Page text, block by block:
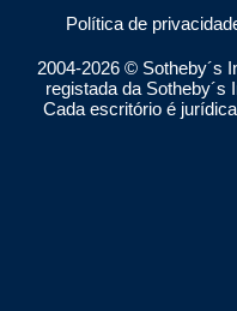
Política de
2004-2026 © Sotheby´s
registada da Sotheby´s
Cada escritório é